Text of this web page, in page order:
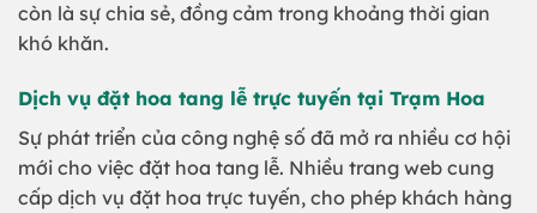
còn là sự chia sẻ, đồng cảm trong khoảng thời gian
khó khăn.
Dịch vụ đặt hoa tang lễ trực tuyến tại Trạm Hoa
Sự phát triển của công nghệ số đã mở ra nhiều cơ hội
mới cho việc đặt hoa tang lễ. Nhiều trang web cung
cấp dịch vụ đặt hoa trực tuyến, cho phép khách hàng